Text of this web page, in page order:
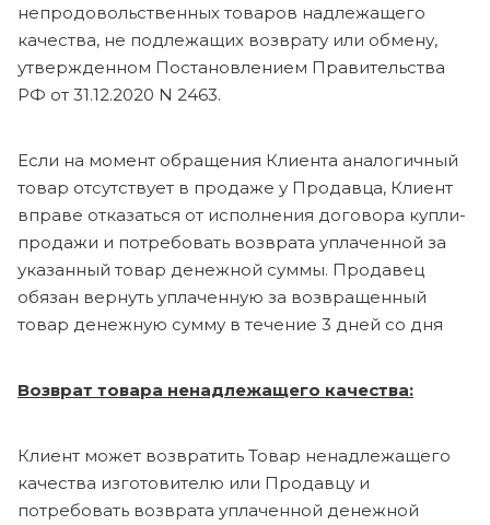
непродовольственных товаров надлежащего
качества, не подлежащих возврату или обмену,
утвержденном Постановлением Правительства
РФ от 31.12.2020 N 2463.
Если на момент обращения Клиента аналогичный
товар отсутствует в продаже у Продавца, Клиент
вправе отказаться от исполнения договора купли-
продажи и потребовать возврата уплаченной за
указанный товар денежной суммы. Продавец
обязан вернуть уплаченную за возвращенный
товар денежную сумму в течение 3 дней со дня
Возврат товара ненадлежащего качества:
Клиент может возвратить Товар ненадлежащего
качества изготовителю или Продавцу и
потребовать возврата уплаченной денежной